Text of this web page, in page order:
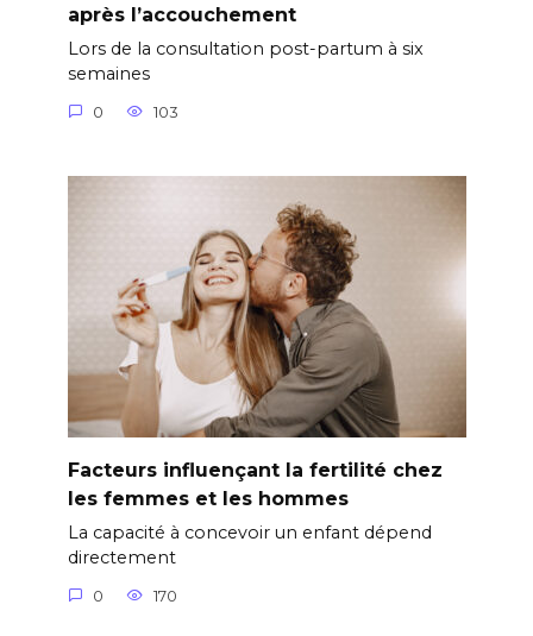
après l’accouchement
Lors de la consultation post-partum à six
semaines
0 103
Facteurs influençant la fertilité chez
les femmes et les hommes
La capacité à concevoir un enfant dépend
directement
0 170